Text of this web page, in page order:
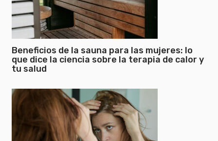
Beneficios de la sauna para las mujeres: lo
que dice la ciencia sobre la terapia de calor y
tu salud